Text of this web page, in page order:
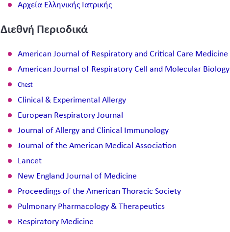
Αρχεία Ελληνικής Ιατρικής
Διεθνή Περιοδικά
American Journal of Respiratory and Critical Care Medicine
American Journal of Respiratory Cell and Molecular Biology
Chest
Clinical & Experimental Allergy
European Respiratory Journal
Journal of Allergy and Clinical Immunology
Journal of the American Medical Association
Lancet
New England Journal of Medicine
Proceedings of the American Thoracic Society
Pulmonary Pharmacology & Therapeutics
Respiratory Medicine